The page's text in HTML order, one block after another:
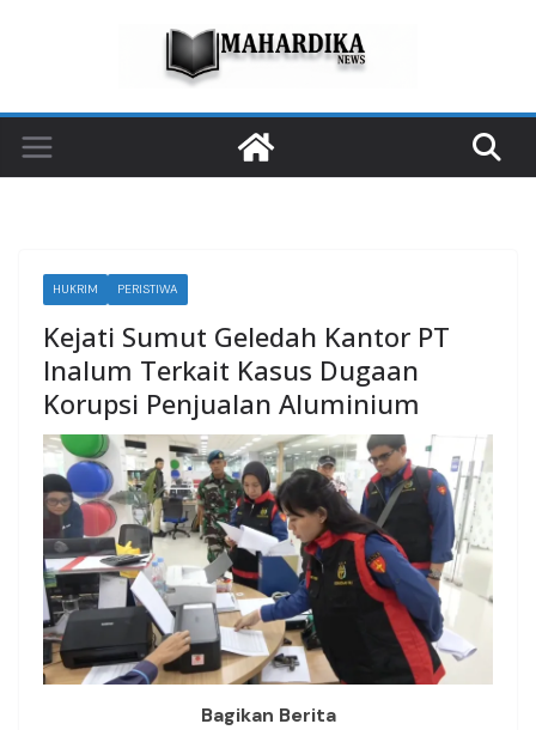
HUKRIM PERISTIWA
Kejati Sumut Geledah Kantor PT
Inalum Terkait Kasus Dugaan
Korupsi Penjualan Aluminium
Bagikan Berita